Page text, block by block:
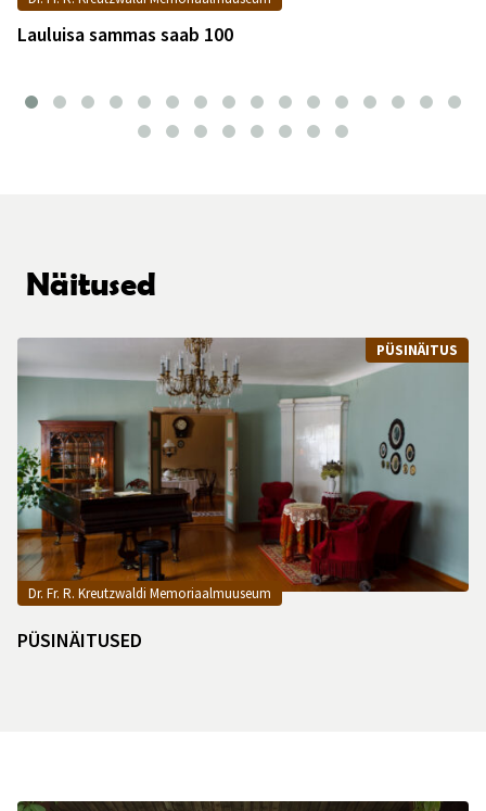
Lauluisa sammas saab 100
Näitused
PÜSINÄITUS
Dr. Fr. R. Kreutzwaldi Memoriaalmuuseum
PÜSINÄITUSED